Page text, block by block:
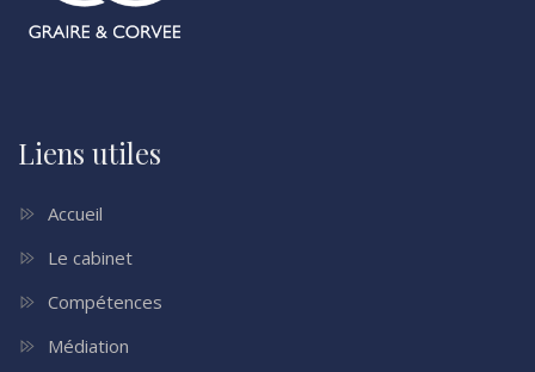
Liens utiles
Accueil
Le cabinet
Compétences
Médiation